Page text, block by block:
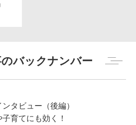
バックナンバー
タビュー（後編）
育てにも効く！